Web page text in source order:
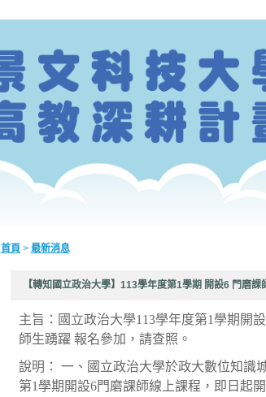
首頁 > 最新消息
【轉知國立政治大學】113學年度第1學期 開設6 門磨
主旨：國立政治大學113學年度第1學期開
師生踴躍 報名參加，請查照。
說明： 一、 國立政治大學於政大數位知識
第1學期開設6門磨課師線上課程，即日起